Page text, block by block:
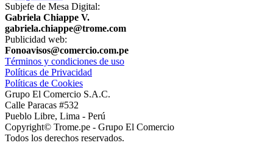
Subjefe de Mesa Digital:
Gabriela Chiappe V.
gabriela.chiappe@trome.com
Publicidad web:
Fonoavisos@comercio.com.pe
Términos y condiciones de uso
Políticas de Privacidad
Políticas de Cookies
Grupo El Comercio S.A.C.
Calle Paracas #532
Pueblo Libre, Lima - Perú
Copyright© Trome.pe - Grupo El Comercio
Todos los derechos reservados.